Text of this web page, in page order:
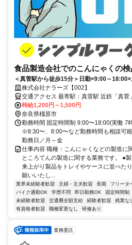
食品製造会社でのこんにゃくの
＜真菅駅から徒歩15分＞日勤×9:00～
20～50代男性が幅広く活躍中
株式会社ナラーズ【002】
交通アクセス 最寄駅：真菅駅 近鉄「真菅」駅から徒歩約15分 ケーズ
デンキ橿原北店近く 京奈和自動車道、橿
ク通勤OK ★大和高田市、桜井市、奈良市
市、御所市、宇陀市、広陵町、天理市な
タッフがたくさんいますよ(^^)
時給1,200円～1,500円
奈良県橿原市
勤務時間 固定時間制 9:00〜18:00(実働 7
※8:30〜、8:00〜など勤務時間も相談可
勤務日／月～金
仕事内容 職種：こんにゃくなどの製造に
ところてんの製造に関する業務です。 ●
来上がり製品をトレイやケースに並べた
願いいたし...
業界未経験者歓迎 主婦・主夫歓迎 長期 フリータ
バイク通勤OK
学歴不問 即日勤務OK 固定時間制
未経験者歓迎
交通費全額支給 経験者歓迎 残業なし
有資格者歓迎
職種変更なし 研修あり
業務委託